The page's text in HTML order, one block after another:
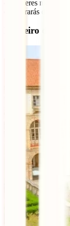
de poderes
encontrarás
Mosteiro de